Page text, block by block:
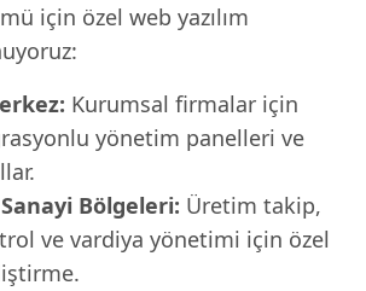
için özel web yazılım
Kurumsal firmalar için
yönetim panelleri ve
Bölgeleri: Üretim takip,
ve vardiya yönetimi için özel